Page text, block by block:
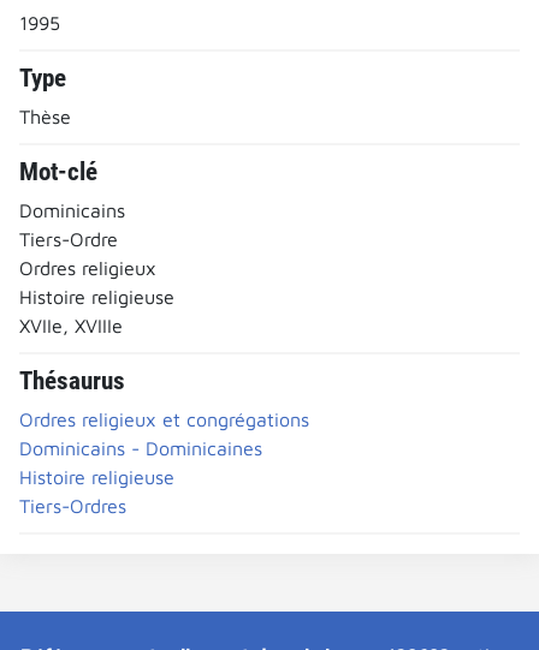
1995
Type
Thèse
Mot-clé
Dominicains
Tiers-Ordre
Ordres religieux
Histoire religieuse
XVIIe, XVIIIe
Thésaurus
Ordres religieux et congrégations
Dominicains - Dominicaines
Histoire religieuse
Tiers-Ordres